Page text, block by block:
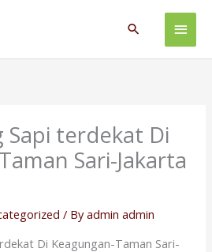
Main
Search
Sapi terdekat Di
Sari-Jakarta
/ Byadmin admin
Di Keagungan-Taman Sari-